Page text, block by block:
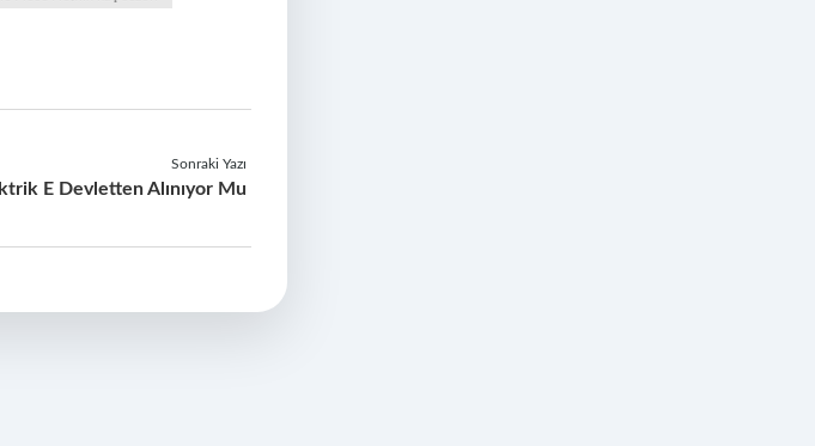
Sonraki Yazı
E Devletten Alınıyor Mu